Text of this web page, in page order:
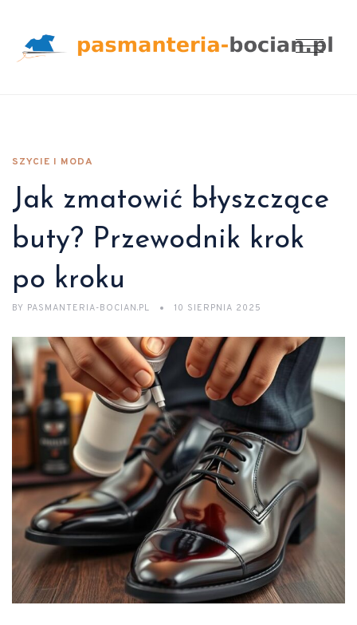
SZYCIE I MODA
Jak zmatowić błyszczące
buty? Przewodnik krok
po kroku
BY PASMANTERIA-BOCIAN.PL 10 SIERPNIA 2025